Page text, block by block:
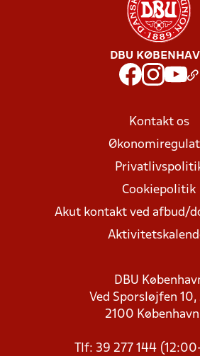
DBU
Kontakt os
Cookiepolitik
Akut kontakt ved afbud/
DBU
Ved Sporsløjfen 10,
2100
Tlf: 39 277 144